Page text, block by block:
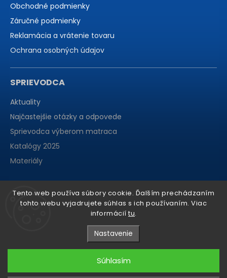
Tento web používa súbory cookie. Ďalším prechádzaním
tohto webu vyjadrujete súhlas s ich používaním. Viac
informácií tu.
Nastavenie
Súhlasím
Obchodné podmienky
Záručné podmienky
Reklamácia a vrátenie tovaru
Ochrana osobných údajov
SPRIEVODCA
Aktuality
Najčastejšie otázky a odpovede
Sprievodca výberom matraca
Katalógy 2025
Materiály
Copyright 2026matraCentrum. Všetky práva vyhradené.